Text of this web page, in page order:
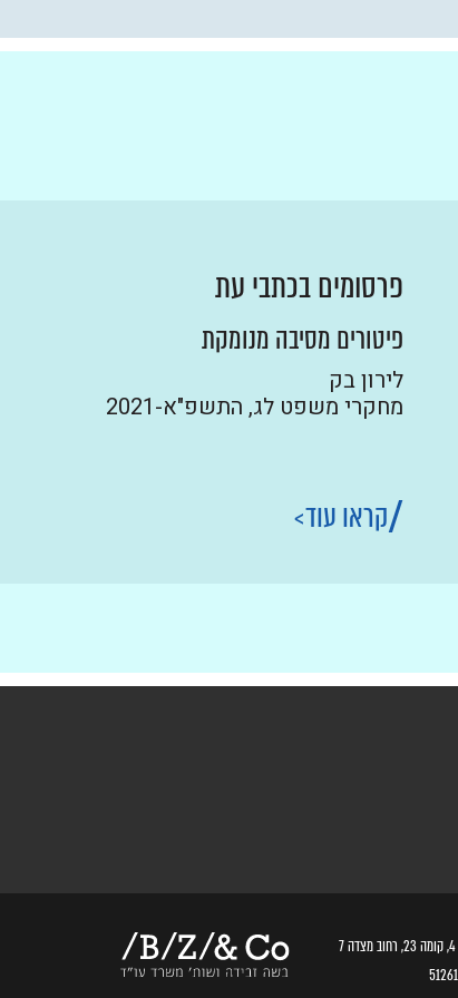
פרסומים בכתבי עת
פיטורים מסיבה מנומקת
לירון בק
מחקרי משפט לג, התשפ"א-2021
קראו עוד